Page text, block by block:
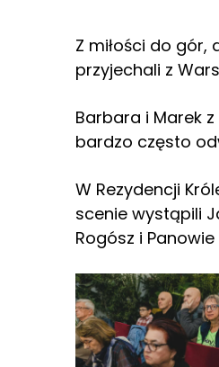
Z miłości do gór,
przyjechali z
Barbara i Marek
bardzo często
W Rezydencji
scenie wystąpili
Rogósz i